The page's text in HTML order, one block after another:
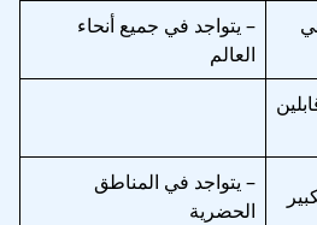
– يتواجد في جميع أنحاء
العالم
– يتواجد في المناطق
الحضرية